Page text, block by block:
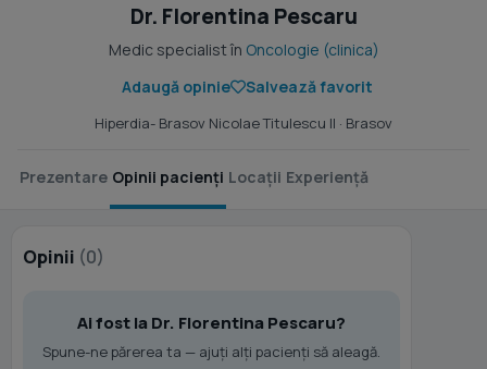
Dr. Florentina Pescaru
Medic specialist în Oncologie (clinica)
Adaugă opinie
Salvează favorit
Hiperdia- Brasov Nicolae Titulescu II · Brasov
Prezentare Opinii pacienți Locații Experiență
Opinii (0)
Ai fost la Dr. Florentina Pescaru?
Spune-ne părerea ta — ajuți alți pacienți să aleagă.